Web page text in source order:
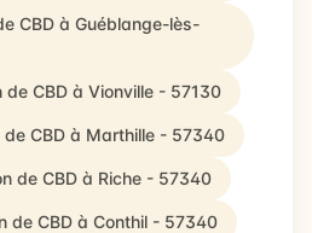
CBD à Guéblange-lès-
CBD à Vionville - 57130
CBD à Marthille - 57340
de CBD à Riche - 57340
de CBD à Conthil - 57340